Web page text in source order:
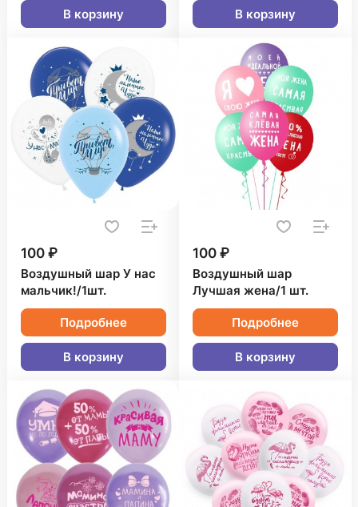
В корзину В корзину
100 ₽
Воздушный шар У нас
мальчик!/1шт.
Подробнее
В корзину
100 ₽
Воздушный шар
Лучшая жена/1 шт.
Подробнее
В корзину